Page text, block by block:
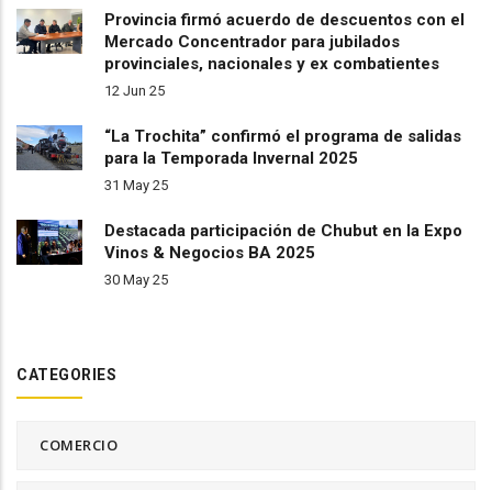
Provincia firmó acuerdo de descuentos con el
Mercado Concentrador para jubilados
provinciales, nacionales y ex combatientes
12 Jun 25
“La Trochita” confirmó el programa de salidas
para la Temporada Invernal 2025
31 May 25
Destacada participación de Chubut en la Expo
Vinos & Negocios BA 2025
30 May 25
CATEGORIES
COMERCIO